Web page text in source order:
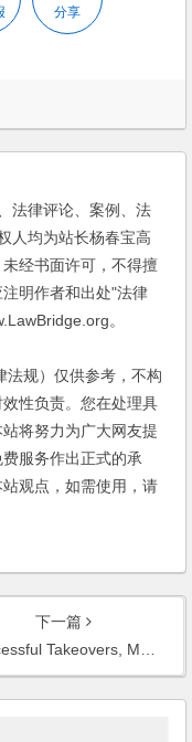
分享
法律评论、案例、法
人均为站长杨春宝高
经书面许可，不得擅
明作者和出处"法律
。
规）仅供参考，不构
性负责。您在处理具
将努力为广大网友提
服务作出正式的承
观点，如需使用，请
下一篇
Mergers & Acquisition in the Chinese Pulp and Paper industry